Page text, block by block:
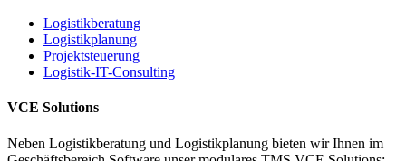
Logistikberatung
Logistikplanung
Projektsteuerung
Logistik-IT-Consulting
VCE Solutions
Neben Logistikberatung und Logistikplanung bieten wir Ihnen im